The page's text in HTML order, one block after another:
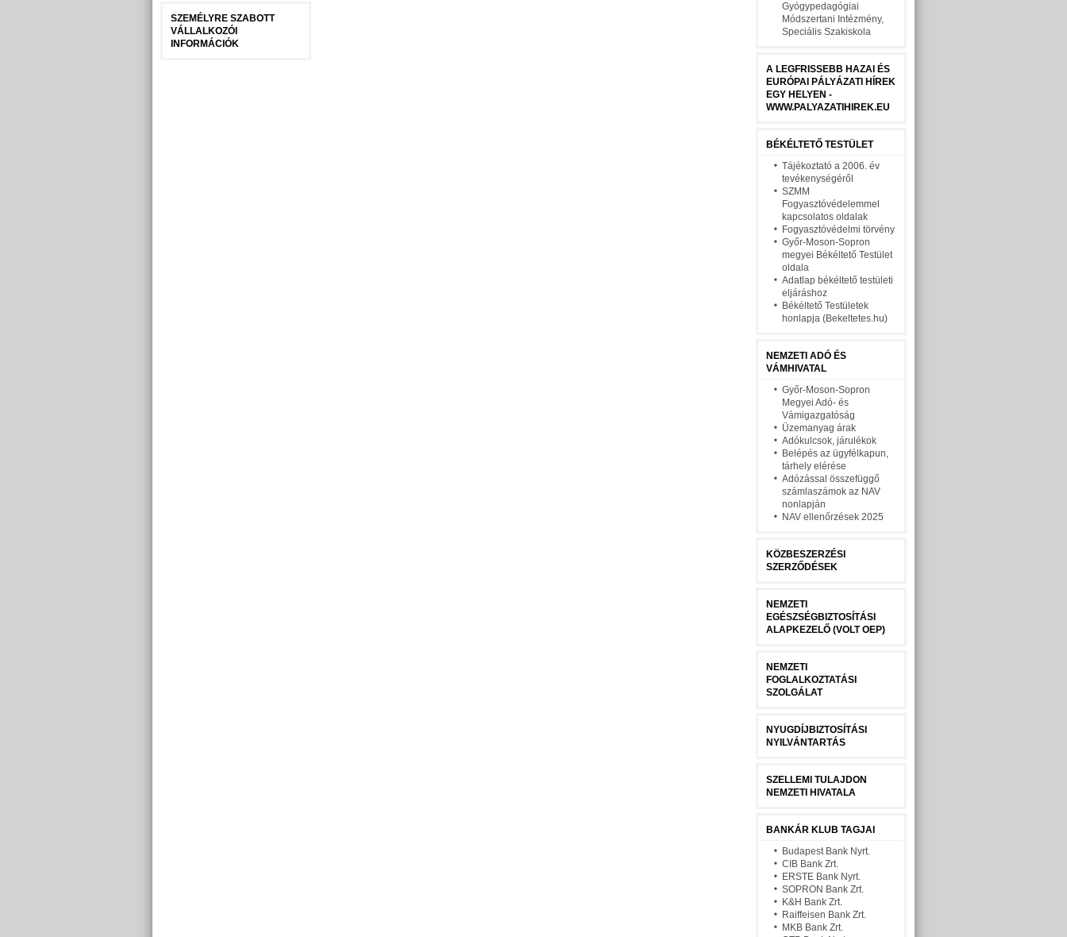
SZEMÉLYRE SZABOTT
VÁLLALKOZÓI
INFORMÁCIÓK
Gyógypedagógiai
Módszertani Intézmény,
Speciális Szakiskola
A LEGFRISSEBB HAZAI ÉS
EURÓPAI PÁLYÁZATI HÍREK
EGY HELYEN -
WWW.PALYAZATIHIREK.EU
BÉKÉLTETŐ TESTÜLET
Tájékoztató a 2006. év
tevékenységéről
SZMM
Fogyasztóvédelemmel
kapcsolatos oldalak
Fogyasztóvédelmi törvény
Győr-Moson-Sopron
megyei Békéltető Testület
oldala
Adatlap békéltető testületi
eljáráshoz
Békéltető Testületek
honlapja (Bekeltetes.hu)
NEMZETI ADÓ ÉS
VÁMHIVATAL
Győr-Moson-Sopron
Megyei Adó- és
Vámigazgatóság
Üzemanyag árak
Adókulcsok, járulékok
Belépés az ügyfélkapun,
tárhely elérése
Adózással összefüggő
számlaszámok az NAV
nonlapján
NAV ellenőrzések 2025
KÖZBESZERZÉSI
SZERZŐDÉSEK
NEMZETI
EGÉSZSÉGBIZTOSÍTÁSI
ALAPKEZELŐ (VOLT OEP)
NEMZETI
FOGLALKOZTATÁSI
SZOLGÁLAT
NYUGDÍJBIZTOSÍTÁSI
NYILVÁNTARTÁS
SZELLEMI TULAJDON
NEMZETI HIVATALA
BANKÁR KLUB TAGJAI
Budapest Bank Nyrt.
CIB Bank Zrt.
ERSTE Bank Nyrt.
SOPRON Bank Zrt.
K&H Bank Zrt.
Raiffeisen Bank Zrt.
MKB Bank Zrt.